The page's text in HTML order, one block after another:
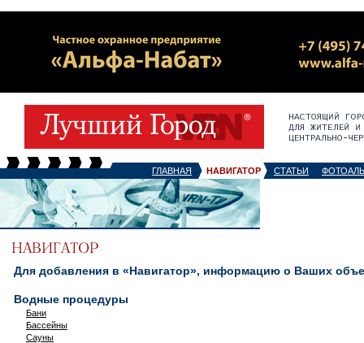
ГЛАВНАЯ НАВИГАТОР СТАТЬИ
Для добавления в «Навигатор», информацию о Ваших
Водные процедуры
Бани
Бассейны
Сауны